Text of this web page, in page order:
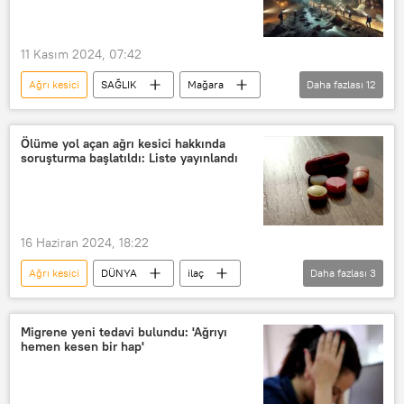
11 Kasım 2024, 07:42
Ağrı kesici SAĞLIK
Mağara
Doktor
doktor raporu
Kanyon
su
Su
ağrı kesici
Kırıkkale
şifa
Daha fazlası 12
Ölüme yol açan ağrı kesici hakkında
soruşturma başlatıldı: Liste yayınlandı
16 Haziran 2024, 18:22
Ağrı kesici DÜNYA
ilaç
ağrı kesici
Avrupa İlaç Ajansı
Avrupa İlaç Kurumu
Daha fazlası 3
Migrene yeni tedavi bulundu: 'Ağrıyı
hemen kesen bir hap'